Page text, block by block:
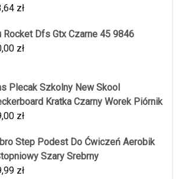
zł
Rocket Dfs Gtx Czarne 45 9846
zł
Plecak Szkolny New Skool
Kratka Czarny Worek Piórnik
zł
Step Podest Do Ćwiczeń Aerobik
Szary Srebrny
zł